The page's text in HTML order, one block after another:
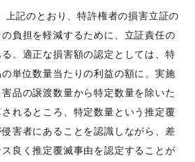
上記のとおり、特許権者の損害立証の
負担を軽減するために、立証責任の
。適正な損害額の認定としては、特
単位数量当たりの利益の額に、実施
品の譲渡数量から特定数量を除いた
れるところ、特定数量という推定覆
害者にあることを認識しながら、差
良く推定覆滅事由を認定することが